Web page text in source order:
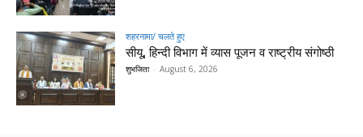
शहरनामा/ चलते हुए
सीयू, हिन्दी विभाग में व्यास पूजन व राष्ट्रीय संगोष्ठी
शुभजिता - August 6, 2026